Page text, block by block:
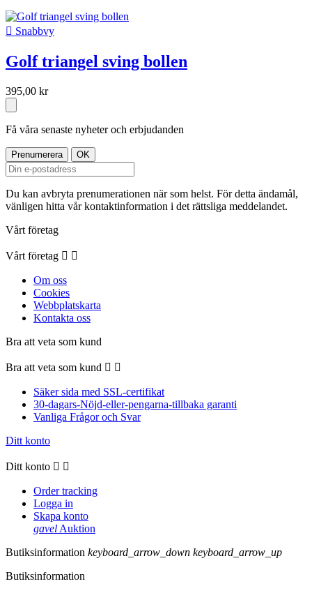
 Snabbvy
Golf triangel sving bollen
395,00 kr
Få våra senaste nyheter och erbjudanden
Du kan avbryta prenumerationen när som helst. För detta ändamål,
vänligen hitta vår kontaktinformation i det rättsliga meddelandet.
Vårt företag
Vårt företag  
Om oss
Cookies
Webbplatskarta
Kontakta oss
Bra att veta som kund
Bra att veta som kund  
Säker sida med SSL-certifikat
30-dagars-Nöjd-eller-pengarna-tillbaka garanti
Vanliga Frågor och Svar
Ditt konto
Ditt konto  
Order tracking
Logga in
Skapa konto
gavel Auktion
Butiksinformation keyboard_arrow_down keyboard_arrow_up
Butiksinformation